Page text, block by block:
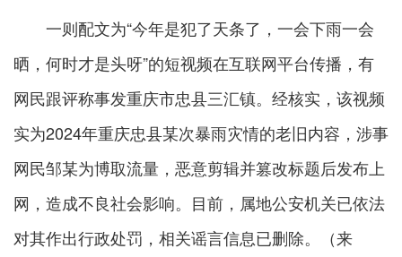
一则配文为“今年是犯了天条了，一会下雨一会
晒，何时才是头呀”的短视频在互联网平台传播，有
网民跟评称事发重庆市忠县三汇镇。经核实，该视频
实为2024年重庆忠县某次暴雨灾情的老旧内容，涉事
网民邹某为博取流量，恶意剪辑并篡改标题后发布上
网，造成不良社会影响。目前，属地公安机关已依法
对其作出行政处罚，相关谣言信息已删除。（来